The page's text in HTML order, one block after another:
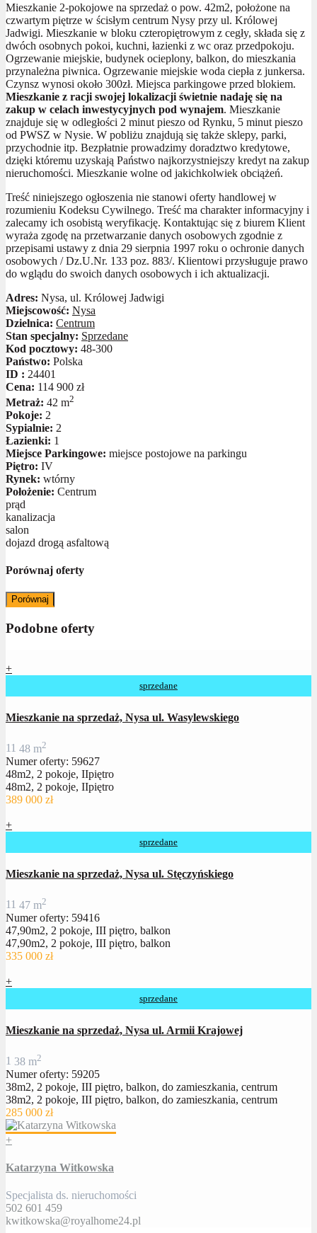
Mieszkanie 2-pokojowe na sprzedaż o pow. 42m2, położone na
czwartym piętrze w ścisłym centrum Nysy przy ul. Królowej
Jadwigi. Mieszkanie w bloku czteropiętrowym z cegły, składa się z
dwóch osobnych pokoi, kuchni, łazienki z wc oraz przedpokoju.
Ogrzewanie miejskie, budynek ocieplony, balkon, do mieszkania
przynależna piwnica. Ogrzewanie miejskie woda ciepła z junkersa.
Czynsz wynosi około 300zł. Miejsca parkingowe przed blokiem.
Mieszkanie z racji swojej lokalizacji świetnie nadaję się na
zakup w celach inwestycyjnych pod wynajem. Mieszkanie
znajduje się w odległości 2 minut pieszo od Rynku, 5 minut pieszo
od PWSZ w Nysie. W pobliżu znajdują się także sklepy, parki,
przychodnie itp. Bezpłatnie prowadzimy doradztwo kredytowe,
dzięki któremu uzyskają Państwo najkorzystniejszy kredyt na zakup
nieruchomości. Mieszkanie wolne od jakichkolwiek obciążeń.
Treść niniejszego ogłoszenia nie stanowi oferty handlowej w
rozumieniu Kodeksu Cywilnego. Treść ma charakter informacyjny i
zalecamy ich osobistą weryfikację. Kontaktując się z biurem Klient
wyraża zgodę na przetwarzanie danych osobowych zgodnie z
przepisami ustawy z dnia 29 sierpnia 1997 roku o ochronie danych
osobowych / Dz.U.Nr. 133 poz. 883/. Klientowi przysługuje prawo
do wglądu do swoich danych osobowych i ich aktualizacji.
Adres: Nysa, ul. Królowej Jadwigi
Miejscowość: Nysa
Dzielnica: Centrum
Stan specjalny: Sprzedane
Kod pocztowy: 48-300
Państwo: Polska
ID : 24401
Cena: 114 900 zł
Metraż: 42 m2
Pokoje: 2
Sypialnie: 2
Łazienki: 1
Miejsce Parkingowe: miejsce postojowe na parkingu
Piętro: IV
Rynek: wtórny
Położenie: Centrum
prąd
kanalizacja
salon
dojazd drogą asfaltową
Porównaj oferty
Porównaj
Podobne oferty
+
sprzedane
Mieszkanie na sprzedaż, Nysa ul. Wasylewskiego
11 48 m2
Numer oferty: 59627
48m2, 2 pokoje, IIpiętro
48m2, 2 pokoje, IIpiętro
389 000 zł
+
sprzedane
Mieszkanie na sprzedaż, Nysa ul. Stęczyńskiego
11 47 m2
Numer oferty: 59416
47,90m2, 2 pokoje, III piętro, balkon
47,90m2, 2 pokoje, III piętro, balkon
335 000 zł
+
sprzedane
Mieszkanie na sprzedaż, Nysa ul. Armii Krajowej
1 38 m2
Numer oferty: 59205
38m2, 2 pokoje, III piętro, balkon, do zamieszkania, centrum
38m2, 2 pokoje, III piętro, balkon, do zamieszkania, centrum
285 000 zł
+
Katarzyna Witkowska
Specjalista ds. nieruchomości
502 601 459
kwitkowska@royalhome24.pl